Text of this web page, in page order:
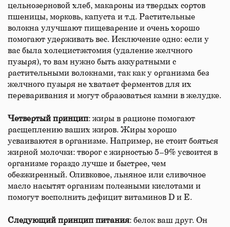
цельнозерновой хлеб, макароны из твердых сортов
пшеницы, морковь, капуста и т.д. Растительные
волокна улучшают пищеварение и очень хорошо
помогают удерживать вес. Исключение одно: если у
вас была холецистэктомия (удаление желчного
пузыря), то вам нужно быть аккуратными с
растительными волокнами, так как у организма без
желчного пузыря не хватает ферментов для их
переваривания и могут образоваться камни в желудке.
Четвертый принцип: жиры в рационе помогают
расщеплению ваших жиров. Жиры хорошо
усваиваются в организме. Например, не стоит бояться
жирной молочки: творог с жирностью 5−9% усвоится в
организме гораздо лучше и быстрее, чем
обезжиренный. Оливковое, льняное или сливочное
масло насытят организм полезными кислотами и
помогут восполнить дефицит витаминов D и Е.
Следующий принцип питания: белок ваш друг. Он